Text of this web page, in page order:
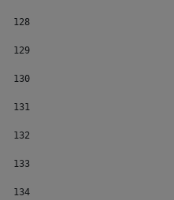
128
129
130
131
132
133
134